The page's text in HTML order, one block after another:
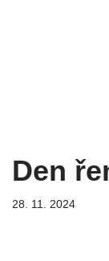
Den
28. 11. 2024